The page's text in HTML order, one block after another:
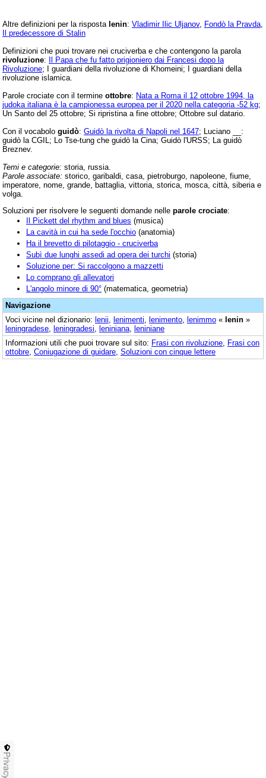
Altre definizioni per la risposta lenin: Vladimir Ilic Uljanov, Fondò la Pravda
Il predecessore di Stalin
Definizioni che puoi trovare nei cruciverba e che contengono la parola
rivoluzione: Il Papa che fu fatto prigioniero dai Francesi dopo la
Rivoluzione; I guardiani della rivoluzione di Khomeini; I guardiani della
rivoluzione islamica.
Parole crociate con il termine ottobre: Nata a Roma il 12 ottobre 1994, la
judoka italiana è la campionessa europea per il 2020 nella categoria -52 kg;
Un Santo del 25 ottobre; Si ripristina a fine ottobre; Ottobre sul datario.
Con il vocabolo guidò: Guidò la rivolta di Napoli nel 1647; Luciano __:
guidò la CGIL; Lo Tse-tung che guidò la Cina; Guidò l'URSS; La guidò
Breznev.
Temi e categorie: storia, russia.
Parole associate: storico, garibaldi, casa, pietroburgo, napoleone, fiume,
imperatore, nome, grande, battaglia, vittoria, storica, mosca, città, siberia e
volga.
Soluzioni per risolvere le seguenti domande nelle parole crociate:
Il Pickett del rhythm and blues (musica)
La cavità in cui ha sede l'occhio (anatomia)
Ha il brevetto di pilotaggio - cruciverba
Subì due lunghi assedi ad opera dei turchi (storia)
Soluzione per: Si raccolgono a mazzetti
Lo comprano gli allevatori
L'angolo minore di 90° (matematica, geometria)
Navigazione
Voci vicine nel dizionario: lenii lenimenti lenimento lenimmo « lenin »
leningradese leningradesi leniniana leniniane
Informazioni utili che puoi trovare sul sito: Frasi con rivoluzione Frasi con
ottobre Coniugazione di guidare Soluzioni con cinque lettere
Privacy